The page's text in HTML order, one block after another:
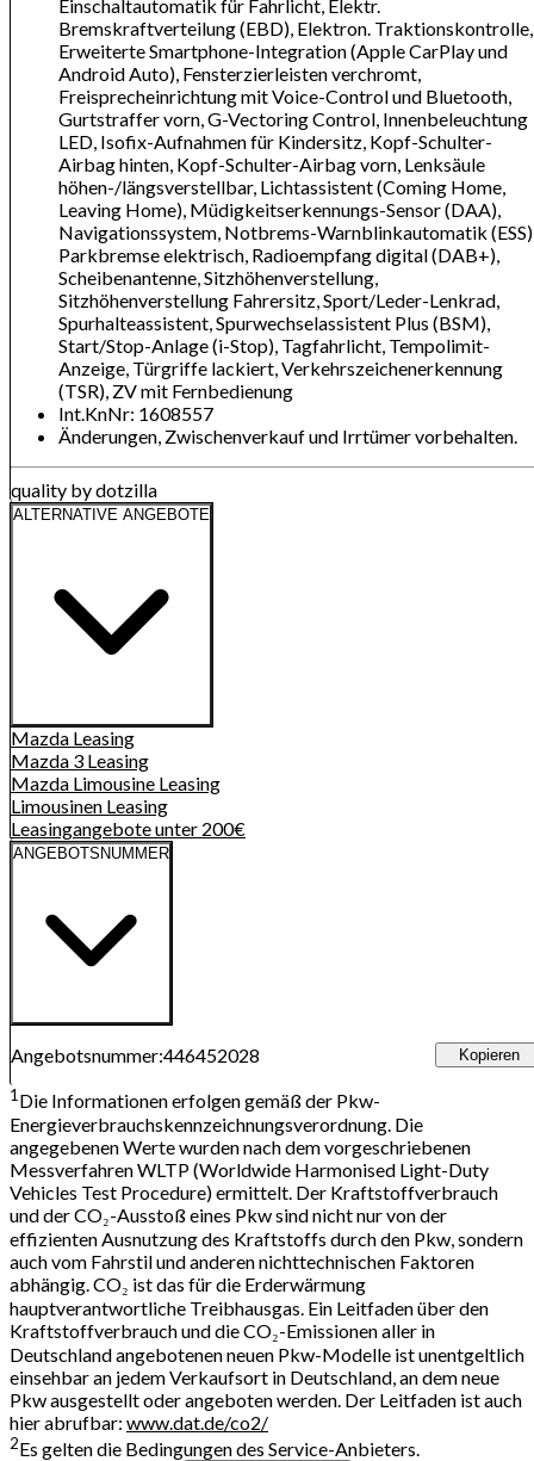
Einschaltautomatik für Fahrlicht, Elektr.
Bremskraftverteilung (EBD), Elektron. Traktionskontrolle,
Erweiterte Smartphone-Integration (Apple CarPlay und
Android Auto), Fensterzierleisten verchromt,
Freisprecheinrichtung mit Voice-Control und Bluetooth,
Gurtstraffer vorn, G-Vectoring Control, Innenbeleuchtung
LED, Isofix-Aufnahmen für Kindersitz, Kopf-Schulter-
Airbag hinten, Kopf-Schulter-Airbag vorn, Lenksäule
höhen-/längsverstellbar, Lichtassistent (Coming Home,
Leaving Home), Müdigkeitserkennungs-Sensor (DAA),
Navigationssystem, Notbrems-Warnblinkautomatik
Parkbremse elektrisch, Radioempfang digital (DAB+),
Scheibenantenne, Sitzhöhenverstellung,
Sitzhöhenverstellung Fahrersitz, Sport/Leder-Lenkrad,
Spurhalteassistent, Spurwechselassistent Plus (BSM),
Start/Stop-Anlage (i-Stop), Tagfahrlicht, Tempolimit-
Anzeige, Türgriffe lackiert, Verkehrszeichenerkennung
(TSR), ZV mit Fernbedienung
Int.KnNr: 1608557
Änderungen, Zwischenverkauf und Irrtümer vorbehalten.
quality by dotzilla
ALTERNATIVE ANGEBOTE
Mazda Leasing
Mazda 3 Leasing
Mazda Limousine Leasing
Limousinen Leasing
Leasingangebote unter 200€
ANGEBOTSNUMMER
Angebotsnummer:446452028 Kopieren
1Die Informationen erfolgen gemäß der Pkw-
Energieverbrauchskennzeichnungsverordnung. Die
angegebenen Werte wurden nach dem vorgeschriebenen
Messverfahren WLTP (Worldwide Harmonised Light-Duty
Vehicles Test Procedure) ermittelt. Der Kraftstoffverbrauch
und der CO₂-Ausstoß eines Pkw sind nicht nur von der
effizienten Ausnutzung des Kraftstoffs durch den Pkw, sondern
auch vom Fahrstil und anderen nichttechnischen Faktoren
abhängig. CO₂ ist das für die Erderwärmung
hauptverantwortliche Treibhausgas. Ein Leitfaden über den
Kraftstoffverbrauch und die CO₂-Emissionen aller in
Deutschland angebotenen neuen Pkw-Modelle ist unentgeltlich
einsehbar an jedem Verkaufsort in Deutschland, an dem neue
Pkw ausgestellt oder angeboten werden. Der Leitfaden ist auch
hier abrufbar: www.dat.de/co2/
2Es gelten die Bedingungen des Service-Anbieters.